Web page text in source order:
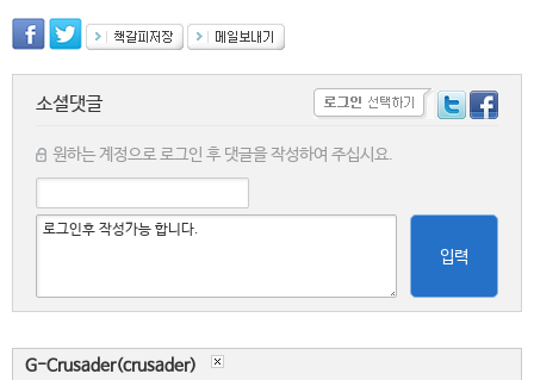
소셜댓글
원하는 계정으로 로그인 후 댓글을 작성하여 주십시요.
입력
G-Crusader(crusader)